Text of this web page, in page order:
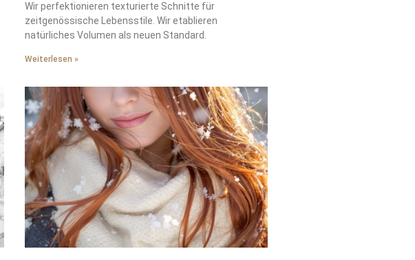
Wir perfektionieren texturierte Schnitte für
zeitgenössische Lebensstile. Wir etablieren
natürliches Volumen als neuen Standard.
Weiterlesen »